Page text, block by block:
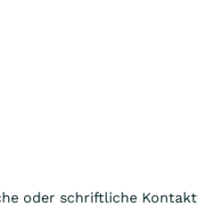
oder schriftliche